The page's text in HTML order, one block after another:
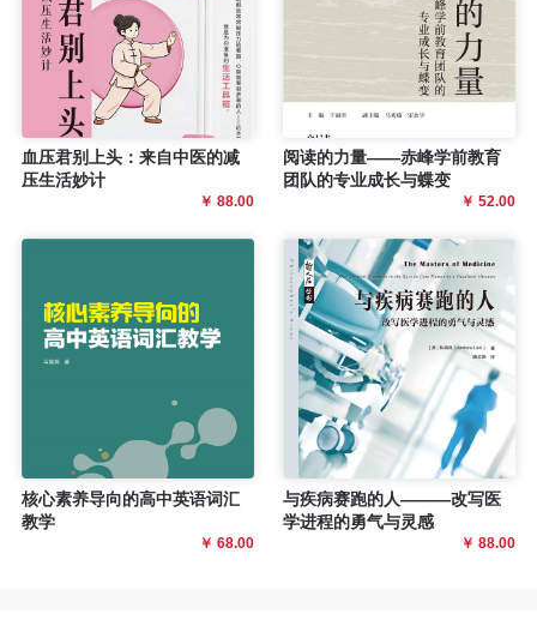
血压君别上头：来自中医的减
压生活妙计
￥ 88.00
阅读的力量——赤峰学前教育
团队的专业成长与蝶变
￥ 52.00
核心素养导向的高中英语词汇
教学
￥ 68.00
与疾病赛跑的人———改写医
学进程的勇气与灵感
￥ 88.00